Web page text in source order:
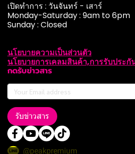
เปิดทำการ : วันจันทร์ - เสาร์
Monday-Saturday : 9am to 6pm
Sunday : Closed
นโยบายความเป็นส่วนตัว
นโยบายการเคลมสินค้า,การรับประ
กดรับข่าวสาร
รับข่าวสาร
@peakpremium